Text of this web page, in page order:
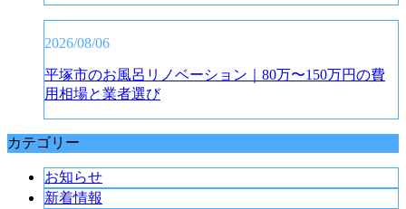
2026/08/06
平塚市のお風呂リノベーション｜80万〜150万円の費
用相場と業者選び
カテゴリー
お知らせ
新着情報